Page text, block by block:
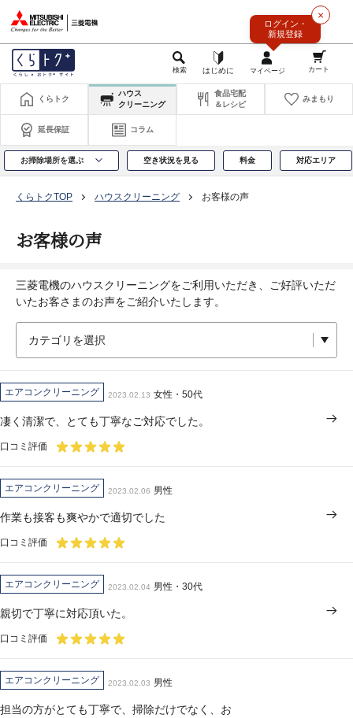
×
ログイン・
新規登録
くらトク
ハウス
クリーニング
食品宅配
＆レシピ
みまもり
延長保証 コラム
お掃除場所を選ぶ 空き状況を見る 料金 対応エリア
くらトクTOP ハウスクリーニング お客様の声
お客様の声
三菱電機のハウスクリーニングをご利用いただき、ご好評いただ
いたお客さまのお声をご紹介いたします。
エアコンクリーニング 2023.02.13 女性・50代
凄く清潔で、とても丁寧なご対応でした。
口コミ評価
エアコンクリーニング 2023.02.06 男性
作業も接客も爽やかで適切でした
口コミ評価
エアコンクリーニング 2023.02.04 男性・30代
親切で丁寧に対応頂いた。
口コミ評価
エアコンクリーニング 2023.02.03 男性
担当の方がとても丁寧で、掃除だけでなく、お